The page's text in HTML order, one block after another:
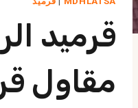
قرميد
مقاول